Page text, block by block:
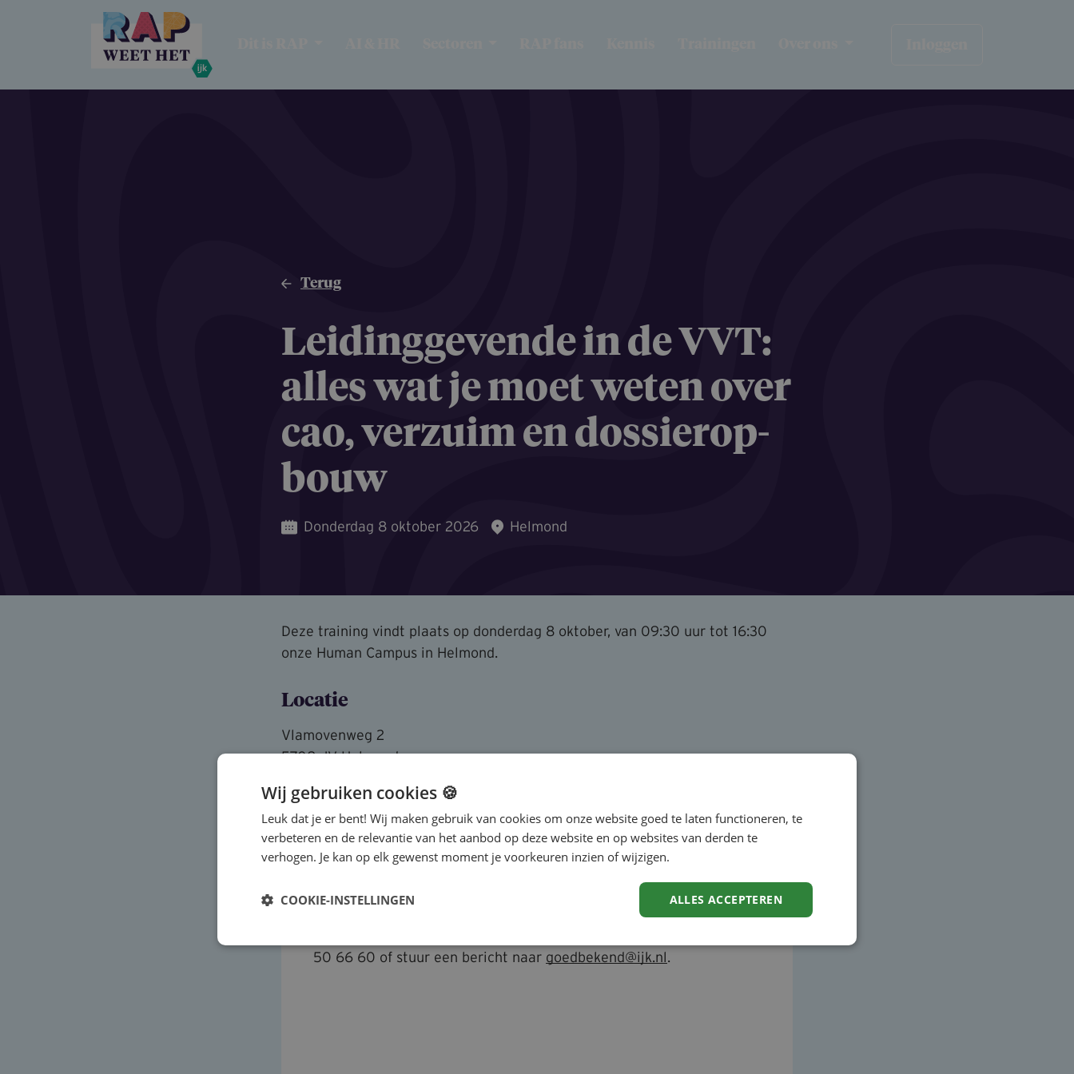
Overslaan en naar de inhoud gaan
Terug
Leidingge­vende in de VVT:
alles wat je moet weten over
cao, verzuim en dossierop­
bouw
Donderdag 8 oktober 2026 Helmond
Deze training vindt plaats op donderdag 8 oktober, van 09:30 uur tot 16:30
onze Human Campus in Helmond.
Locatie
Vlamovenweg 2
5708 JV Helmond
Aanmelden
Via onderstaand formulier kun je je als deelnemer aanmelden voor
dit event. Heb je een vraag over het formulier of ondervind
50 66 60 of stuur een bericht naar goedbekend@ijk.nl .
Wij gebruiken cookies 🍪
Leuk dat je er bent! Wij maken gebruik van cookies om onze website goed te laten functioneren, te
verbeteren en de relevantie van het aanbod op deze website en op websites van derden te
verhogen. Je kan op elk gewenst moment je voorkeuren inzien of wijzigen.
ALLES ACCEPTEREN
COOKIE-INSTELLINGEN